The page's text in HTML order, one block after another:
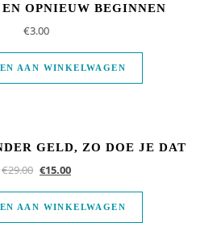
OPNIEUW BEGINNEN
€3.00
AAN WINKELWAGEN
GELD, ZO DOE JE DAT
€29.00 €15.00
AAN WINKELWAGEN